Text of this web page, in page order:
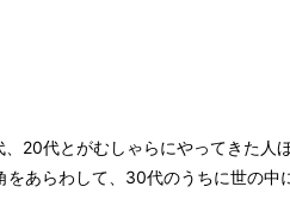
20代とがむしゃらにやってきた人ほ
あらわして、30代のうちに世の中